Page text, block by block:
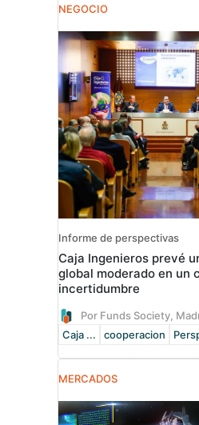
NEGOCIO
Informe de perspectivas
Caja Ingenieros prevé
global moderado en un
incertidumbre
Por Funds Society,
Caja ...
cooperacion
MERCADOS